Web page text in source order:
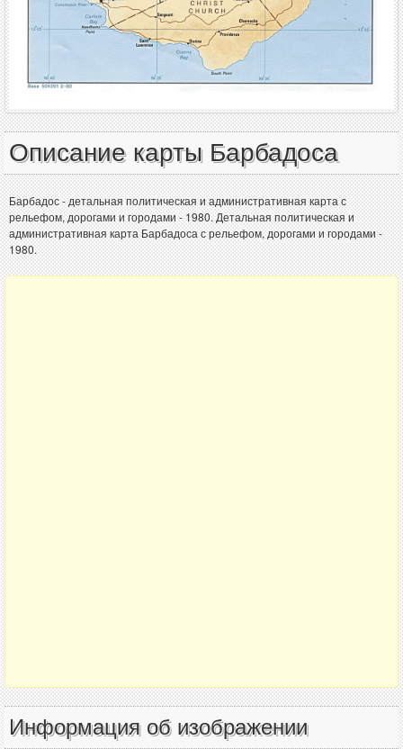
Описание карты Барбадоса
Барбадос - детальная политическая и административная карта с
рельефом, дорогами и городами - 1980. Детальная политическая и
административная карта Барбадоса с рельефом, дорогами и городами -
1980.
Информация об изображении